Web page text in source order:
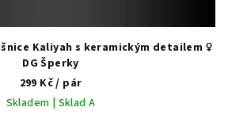
Kaliyah s keramickým detailem ♀️
DG Šperky
299 Kč/ pár
Skladem | Sklad A